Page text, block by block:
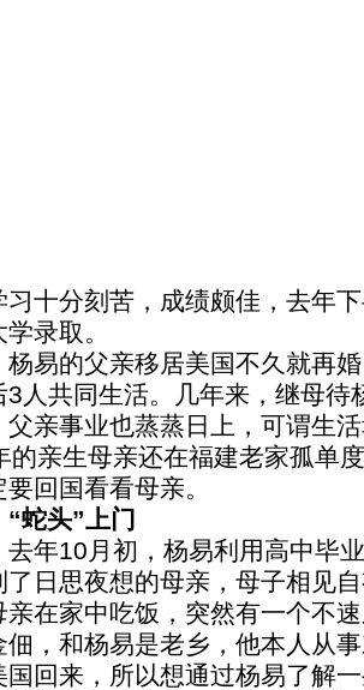
习十分刻苦，成绩颇佳，去年
录取。
的父亲移居美国不久就再婚
3人共同生活。几年来，继母待
父亲事业也蒸蒸日上，可谓生
的亲生母亲还在福建老家孤单
要回国看看母亲。
蛇头”上门
10月初，杨易利用高中毕业
了日思夜想的母亲，母子相见
亲在家中吃饭，突然有一个不
佃，和杨易是老乡，他本人从
国回来，所以想通过杨易了解